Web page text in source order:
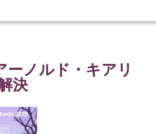
ーノルド・キアリ
決